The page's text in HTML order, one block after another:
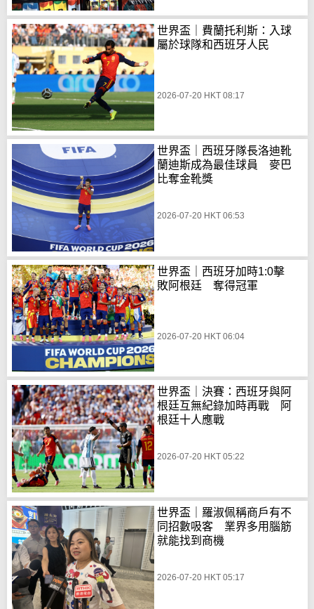
世界盃｜費蘭托利斯：入球
屬於球隊和西班牙人民
2026-07-20 HKT 08:17
世界盃｜西班牙隊長洛迪靴
蘭迪斯成為最佳球員 麥巴
比奪金靴獎
2026-07-20 HKT 06:53
世界盃｜西班牙加時1:0擊
敗阿根廷 奪得冠軍
2026-07-20 HKT 06:04
世界盃｜決賽：西班牙與阿
根廷互無紀錄加時再戰 阿
根廷十人應戰
2026-07-20 HKT 05:22
世界盃｜羅淑佩稱商戶有不
同招數吸客 業界多用腦筋
就能找到商機
2026-07-20 HKT 05:17